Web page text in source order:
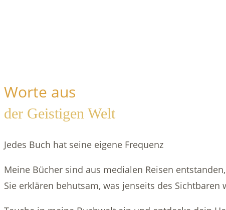
Worte aus
der Geistigen Welt
Jedes Buch hat seine eigene Frequenz
Meine Bücher sind aus medialen Reisen
Sie erklären behutsam, was jenseits des